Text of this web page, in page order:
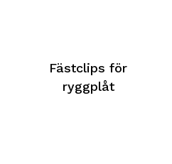
Fästclips för
ryggplåt